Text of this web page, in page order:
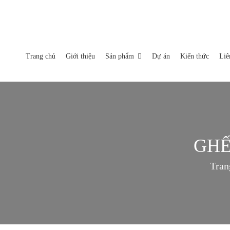
TRANG CHỦ
Trang chủ Giới thiệu Sản phẩm Dự án Kiến thức